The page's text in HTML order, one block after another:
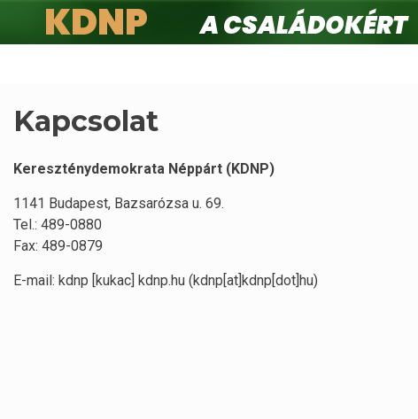
KDNP
A családokért.
Kapcsolat
Kereszténydemokrata Néppárt (KDNP)
1141 Budapest, Bazsarózsa u. 69.
Tel.: 489-0880
Fax: 489-0879
E-mail: kdnp [kukac] kdnp.hu (kdnp[at]kdnp[dot]hu)